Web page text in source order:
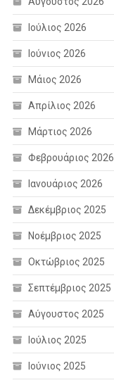
Ιούλιος 2026
Ιούνιος 2026
Μάιος 2026
Απρίλιος 2026
Μάρτιος 2026
Φεβρουάριος 2026
Ιανουάριος 2026
Δεκέμβριος 2025
Νοέμβριος 2025
Οκτώβριος 2025
Σεπτέμβριος 2025
Αύγουστος 2025
Ιούλιος 2025
Ιούνιος 2025